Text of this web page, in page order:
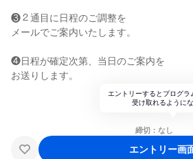
❸２通目に日程のご調整を
メールでご案内いたします。
❹日程が確定次第、当日のご案内を
お送りします。
エントリーするとプログラ
受け取れるように
締切：なし
エントリー画